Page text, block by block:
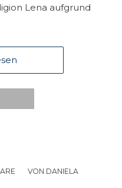
Lena aufgrund
VON DANIELA